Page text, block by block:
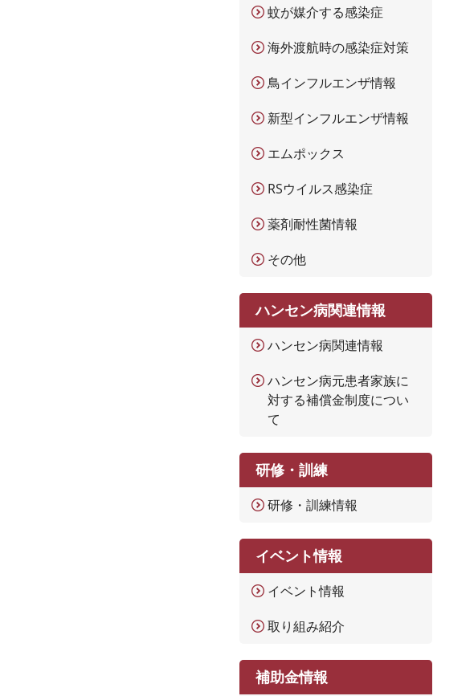
蚊が媒介する感染症
海外渡航時の感染症対策
鳥インフルエンザ情報
新型インフルエンザ情報
エムポックス
RSウイルス感染症
薬剤耐性菌情報
その他
ハンセン病関連情報
ハンセン病関連情報
ハンセン病元患者家族に
対する補償金制度につい
て
研修・訓練
研修・訓練情報
イベント情報
イベント情報
取り組み紹介
補助金情報